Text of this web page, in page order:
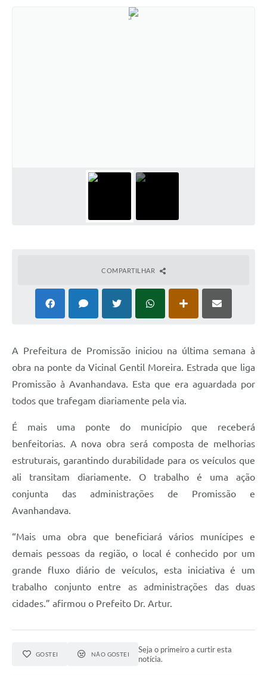
Empreendedores
Galeria de Fotos
Secretarias
Contas Públicas
Serviços Online
Telefones Úteis
Notícias
Contato
COMPARTILHAR
A Prefeitura de Promissão iniciou na última semana à
obra na ponte da Vicinal Gentil Moreira. Estrada que liga
Promissão à Avanhandava. Esta que era aguardada por
todos que trafegam diariamente pela via.
É mais uma ponte do município que receberá
benfeitorias. A nova obra será composta de melhorias
estruturais, garantindo durabilidade para os veículos que
ali transitam diariamente. O trabalho é uma ação
conjunta das administrações de Promissão e
Avanhandava.
“Mais uma obra que beneficiará vários munícipes e
demais pessoas da região, o local é conhecido por um
grande fluxo diário de veículos, esta iniciativa é um
trabalho conjunto entre as administrações das duas
cidades.” afirmou o Prefeito Dr. Artur.
GOSTEI NÃO GOSTEI
Seja o primeiro a curtir esta
notícia.